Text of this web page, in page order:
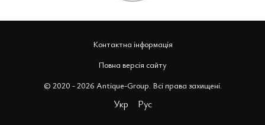
Контактна інформація
Повна версія сайту
© 2020 - 2026 Antique-Group. Всі права захищені.
Укр Рус